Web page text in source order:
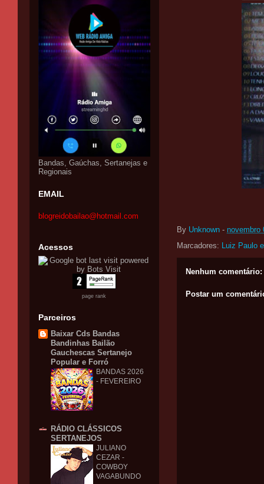
By Unknown - novembro
Marcadores: Luiz Paulo
Nenhum comentário:
Postar um
Bandas, Gaúchas, Sertanejas e
Regionais
EMAIL
blogreidobailao@hotmail.com
Acessos
page rank
Parceiros
Baixar Cds Bandas
Bandinhas Bailão
Gauchescas Sertanejo
Popular e Forró
BANDAS 2026
- FEVEREIRO
RÁDIO CLÁSSICOS
SERTANEJOS
JULIANO
CEZAR -
COWBOY
VAGABUNDO